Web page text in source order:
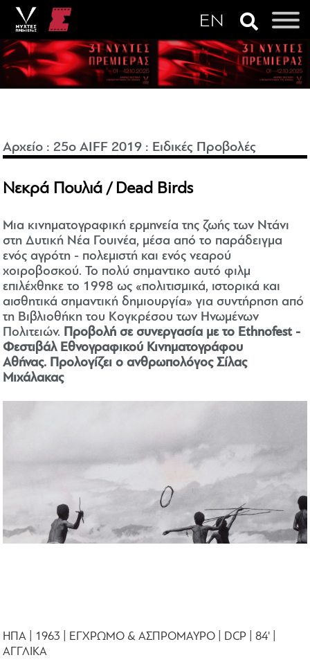
Αρχείο :25o AIFF 2019 : Ειδικές Προβολές
Νεκρά Πουλιά / Dead Birds
Μια κινηματογραφική ερμηνεία της ζωής των Ντάνι
στη Δυτική Νέα Γουινέα, μέσα από το παράδειγμα
ενός αγρότη - πολεμιστή και ενός νεαρού
χοιροβοσκού. Το πολύ σημαντικο αυτό φιλμ
επιλέχθηκε το 1998 ως «πολιτισμικά, ιστορικά και
αισθητικά σημαντική δημιουργία» για συντήρηση από
τη Βιβλιοθήκη του Κογκρέσου των Ηνωμένων
Πολιτειών. Προβολή σε συνεργασία με το Ethnofest -
Φεστιβάλ Εθνογραφικού Κινηματογράφου
Αθήνας. Προλογίζει ο ανθρωπολόγος Σίλας
Μιχάλακας
ΗΠΑ | 1963 | ΕΓΧΡΩΜΟ & ΑΣΠΡΟΜΑΥΡΟ | DCP | 84' |
ΑΓΓΛΙΚΑ